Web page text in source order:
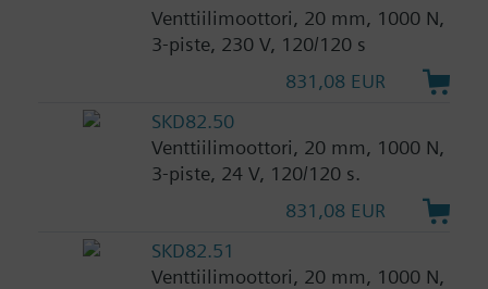
Venttiilimoottori, 20 mm, 1000 N,
3-piste, 230 V, 120/120 s
831,08 EUR
SKD82.50
Venttiilimoottori, 20 mm, 1000 N,
3-piste, 24 V, 120/120 s.
831,08 EUR
SKD82.51
Venttiilimoottori, 20 mm, 1000 N,